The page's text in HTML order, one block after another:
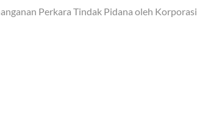
Perkara Tindak Pidana oleh Korporasi